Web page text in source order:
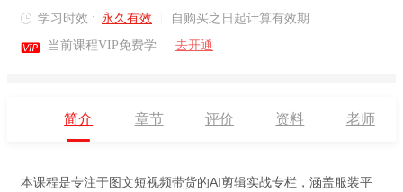
 学习时效 : 永久有效 自购买之日起计算有效期
 当前课程VIP免费学 去开通
简介 章节 评价 资料 老师
本课程是专注于图文短视频带货的AI剪辑实战专栏，涵盖服装平